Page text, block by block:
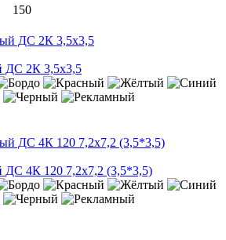
150
ДС 2К 3,5х3,5
ДС 4К 120 7,2х7,2 (3,5*3,5)